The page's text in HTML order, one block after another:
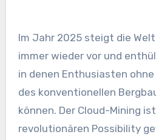
Im Jahr 2025 steigt die
immer wieder vor und
in denen Enthusiasten
des konventionellen
können. Der Cloud-Mining
revolutionären Possibility